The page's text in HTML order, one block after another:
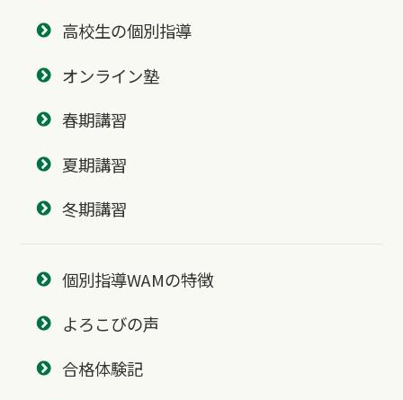
高校生の個別指導
オンライン塾
春期講習
夏期講習
冬期講習
個別指導WAMの特徴
よろこびの声
合格体験記